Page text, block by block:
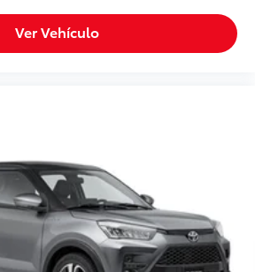
Ver Vehículo